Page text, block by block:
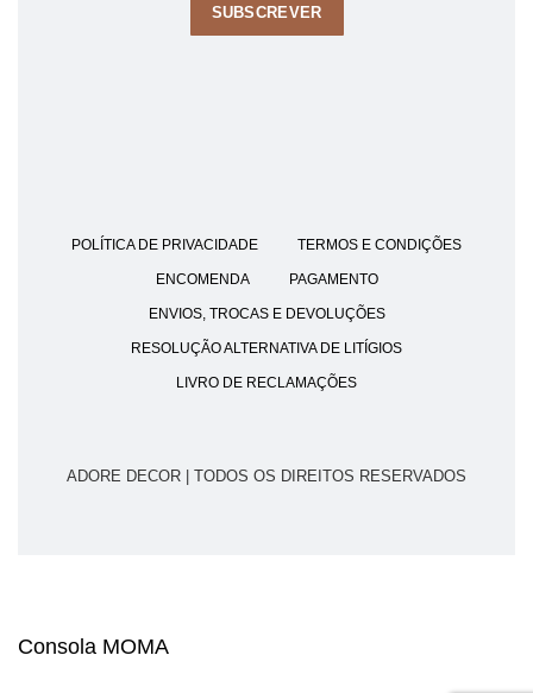
SUBSCREVER
POLÍTICA DE PRIVACIDADE TERMOS E CONDIÇÕES
ENCOMENDA PAGAMENTO
ENVIOS, TROCAS E DEVOLUÇÕES
RESOLUÇÃO ALTERNATIVA DE LITÍGIOS
LIVRO DE RECLAMAÇÕES
ADORE DECOR | TODOS OS DIREITOS RESERVADOS
Consola MOMA